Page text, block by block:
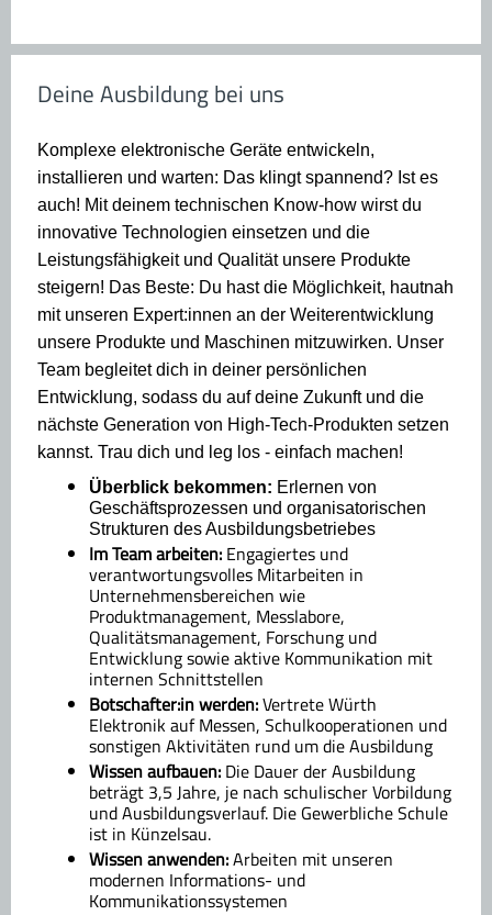
Deine Ausbildung bei uns
Komplexe elektronische Geräte entwickeln,
installieren und warten: Das klingt spannend? Ist es
auch! Mit deinem technischen Know-how wirst du
innovative Technologien einsetzen und die
Leistungsfähigkeit und Qualität unsere Produkte
steigern! Das Beste: Du hast die Möglichkeit, hautnah
mit unseren Expert:innen an der Weiterentwicklung
unsere Produkte und Maschinen mitzuwirken. Unser
Team begleitet dich in deiner persönlichen
Entwicklung, sodass du auf deine Zukunft und die
nächste Generation von High-Tech-Produkten setzen
kannst. Trau dich und leg los - einfach machen!
Überblick bekommen: Erlernen von
Geschäftsprozessen und organisatorischen
Strukturen des Ausbildungsbetriebes
Im Team arbeiten: Engagiertes und
verantwortungsvolles Mitarbeiten in
Unternehmensbereichen wie
Produktmanagement, Messlabore,
Qualitätsmanagement, Forschung und
Entwicklung sowie aktive Kommunikation mit
internen Schnittstellen
Botschafter:in werden:Vertrete Würth
Elektronik auf Messen, Schulkooperationen und
sonstigen Aktivitäten rund um die Ausbildung
Wissen aufbauen: Die Dauer der Ausbildung
beträgt 3,5 Jahre, je nach schulischer Vorbildung
und Ausbildungsverlauf. Die Gewerbliche Schule
ist in Künzelsau.
Wissen anwenden:Arbeiten mit unseren
modernen Informations- und
Kommunikationssystemen